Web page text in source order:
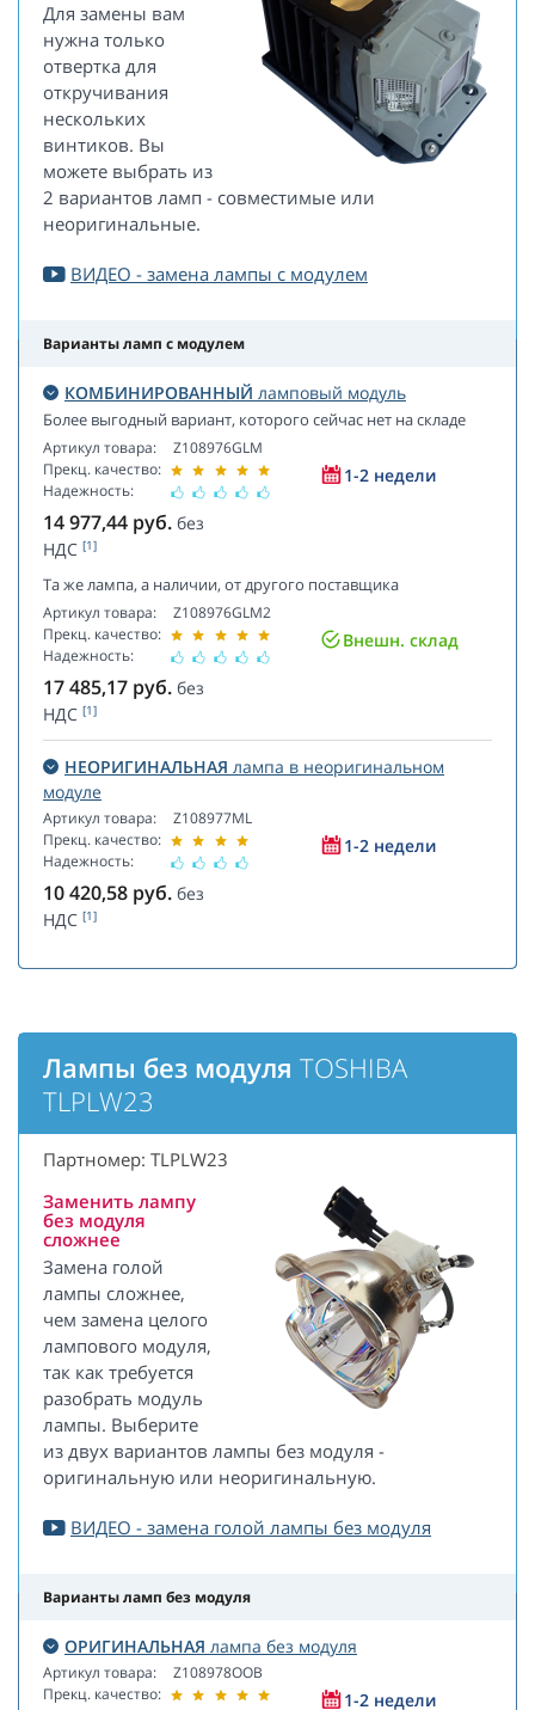
Для замены вам
нужна только
отвертка для
откручивания
нескольких
винтиков. Вы
можете выбрать из
2 вариантов ламп - совместимые или
неоригинальные.
ВИДЕО - замена лампы с модулем
Варианты ламп с модулем
КОМБИНИРОВАННЫЙ ламповый модуль
Более выгодный вариант, которого сейчас нет на складе
Артикул товара:
Прекц. качество:
Надежность:
Z108976GLM
1-2 недели
14 977,44 руб. без
НДС [1]
Та же лампа, а наличии, от другого поставщика
Артикул товара:
Прекц. качество:
Надежность:
Z108976GLM2
Внешн. склад
17 485,17 руб. без
НДС [1]
НЕОРИГИНАЛЬНАЯ лампа в неоригинальном
модуле
Артикул товара:
Прекц. качество:
Надежность:
Z108977ML
1-2 недели
10 420,58 руб. без
НДС [1]
Лампы без модуля TOSHIBA
TLPLW23
Партномер: TLPLW23
Заменить лампу
без модуля
сложнее
Замена голой
лампы сложнее,
чем замена целого
лампового модуля,
так как требуется
разобрать модуль
лампы. Выберите
из двух вариантов лампы без модуля -
оригинальную или неоригинальную.
ВИДЕО - замена голой лампы без модуля
Варианты ламп без модуля
ОРИГИНАЛЬНАЯ лампа без модуля
Артикул товара:
Прекц. качество:
Z108978OOB
1-2 недели